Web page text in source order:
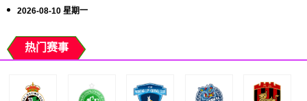
2026-08-10 星期一
热门赛事